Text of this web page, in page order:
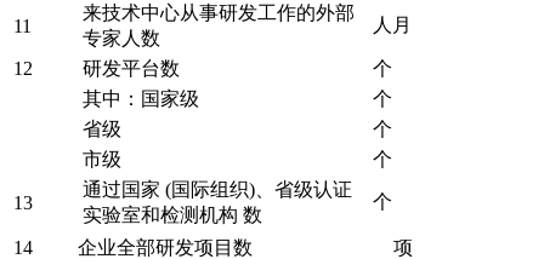
11
来技术中心从事研发工作的外部
专家人数
人月
12 研发平台数
个
其中：国家级
个
省级
个
市级
个
13
通过国家 (国际组织)、省级认证
实验室和检测机构 数
个
14 企业全部研发项目数
项